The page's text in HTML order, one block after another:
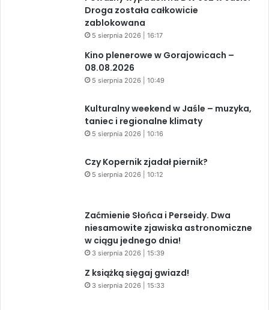
Droga została całkowicie
zablokowana
5 sierpnia 2026 | 16:17
Kino plenerowe w Gorajowicach –
08.08.2026
5 sierpnia 2026 | 10:49
Kulturalny weekend w Jaśle – muzyka,
taniec i regionalne klimaty
5 sierpnia 2026 | 10:16
Czy Kopernik zjadał piernik?
5 sierpnia 2026 | 10:12
Zaćmienie Słońca i Perseidy. Dwa
niesamowite zjawiska astronomiczne
w ciągu jednego dnia!
3 sierpnia 2026 | 15:39
Z książką sięgaj gwiazd!
3 sierpnia 2026 | 15:33